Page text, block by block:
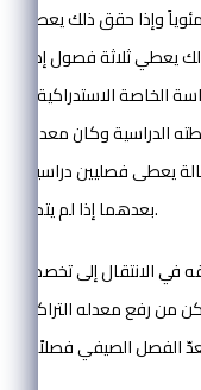
وإذا حقق ذلك يعطي
يعطي ثلاثة فصول
الخاصة الاستدراكية إلا
الدراسية وكان معدله
الحالة يعطى فصليين
بعدهما إذا لم يتمكن من رفع معدله.
الانتقال إلى تخصص آخر
من رفع معدله التراكمي